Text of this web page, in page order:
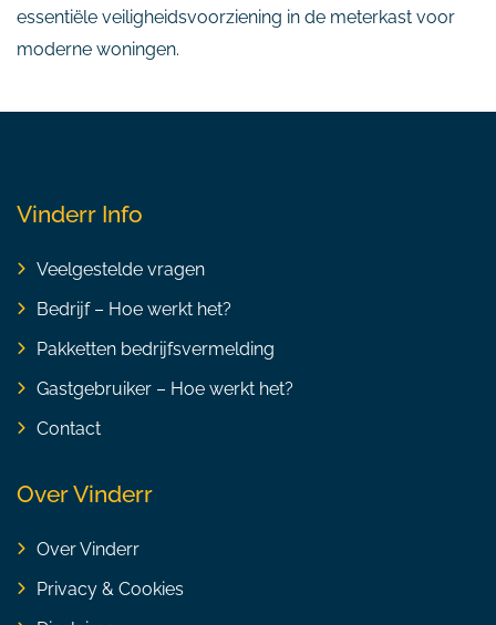
essentiële veiligheidsvoorziening in de meterkast voor
moderne woningen.
Vinderr Info
Veelgestelde vragen
Bedrijf – Hoe werkt het?
Pakketten bedrijfsvermelding
Gastgebruiker – Hoe werkt het?
Contact
Over Vinderr
Over Vinderr
Privacy & Cookies